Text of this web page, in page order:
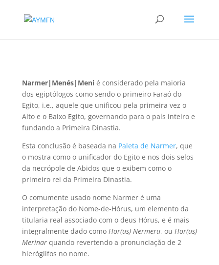
Narmer|Menés| Meni é considerado pela maioria
dos egiptólogos como sendo o primeiro Faraó do
Egito, i.e., aquele que unificou pela primeira vez o
Alto e o Baixo Egito, governando para o país inteiro e
fundando a Primeira Dinastia.
Esta conclusão é baseada na Paleta de Narmer, que
o mostra como o unificador do Egito e nos dois selos
da necrópole de Abidos que o exibem como o
primeiro rei da Primeira Dinastia.
O comumente usado nome Narmer é uma
interpretação do Nome-de-Hórus, um elemento da
titularia real associado com o deus Hórus, e é mais
integralmente dado como Hor(us) Nermeru, ou Hor(us)
Merinarquando revertendo a pronunciação de 2
hieróglifos no nome.